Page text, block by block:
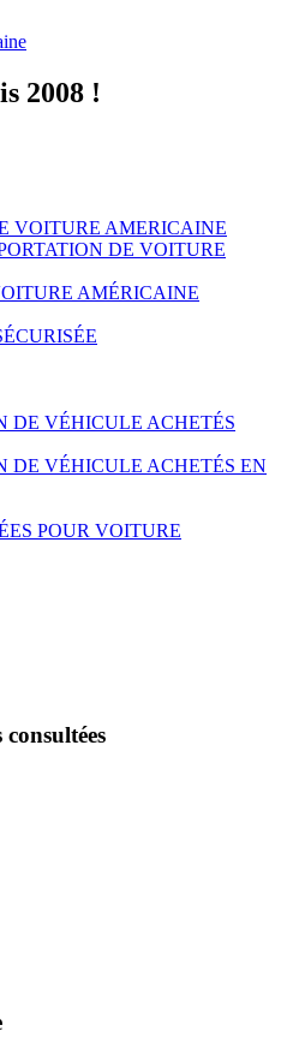
2008 !
VOITURE AMERICAINE
DE VOITURE
AMÉRICAINE
DE VÉHICULE ACHETÉS
DE VÉHICULE ACHETÉS EN
POUR VOITURE